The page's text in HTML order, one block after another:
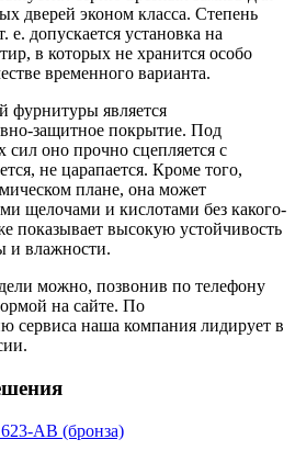
дверей эконом класса. Степень
е. допускается установка на
в которых не хранится особо
временного варианта.
является
защитное покрытие. Под
сил оно прочно сцепляется с
не царапается. Кроме того,
плане, она может
щелочами и кислотами без какого-
показывает высокую устойчивость
и влажности.
можно, позвонив по телефону
на сайте. По
сервиса наша компания лидирует в